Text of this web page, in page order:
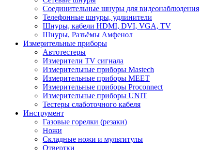
Соединительные шнуры для видеонаблюдения
Телефонные шнуры, удлинители
Шнуры, кабели HDMI, DVI, VGA, TV
Шнуры, Разъёмы Амфенол
Измерительные приборы
Автотестеры
Измерители TV сигнала
Измерительные приборы Mastech
Измерительные приборы MEET
Измерительные приборы Proconnect
Измерительные приборы UNIT
Тестеры слаботочного кабеля
Инструмент
Газовые горелки (резаки)
Ножи
Складные ножи и мультитулы
Отвертки